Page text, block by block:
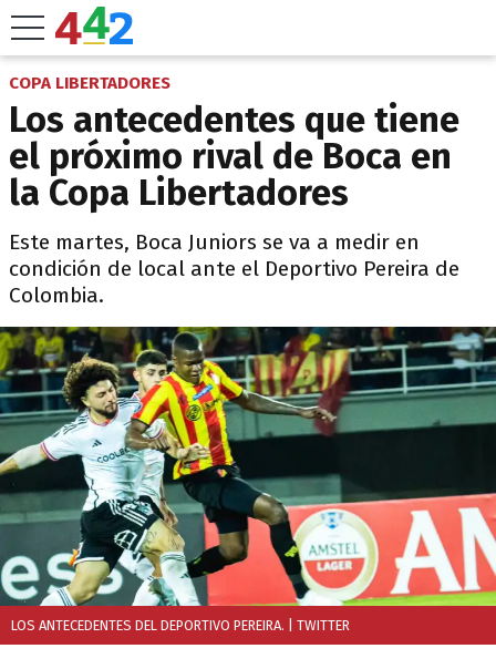
COPA LIBERTADORES
Los antecedentes que tiene
el próximo rival de Boca en
la Copa Libertadores
Este martes, Boca Juniors se va a medir en
condición de local ante el Deportivo Pereira de
Colombia.
LOS ANTECEDENTES DEL DEPORTIVO PEREIRA. | TWITTER